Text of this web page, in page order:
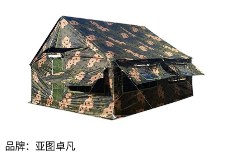
品牌：亚图卓凡